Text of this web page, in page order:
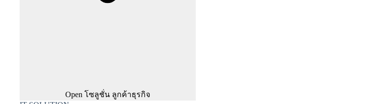
Open โซลูชั่น ลูกค้าธุรกิจ